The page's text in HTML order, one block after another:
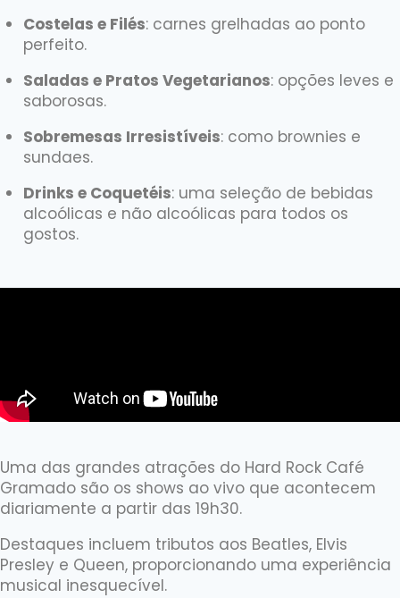
Costelas e Filés: carnes grelhadas ao ponto
perfeito.
Saladas e Pratos Vegetarianos: opções leves e
saborosas.
Sobremesas Irresistíveis: como brownies e
sundaes.
Drinks e Coquetéis: uma seleção de bebidas
alcoólicas e não alcoólicas para todos os
gostos.
Uma das grandes atrações do Hard Rock Café
Gramado são os shows ao vivo que acontecem
diariamente a partir das 19h30.
Destaques incluem tributos aos Beatles, Elvis
Presley e Queen, proporcionando uma experiência
musical inesquecível.